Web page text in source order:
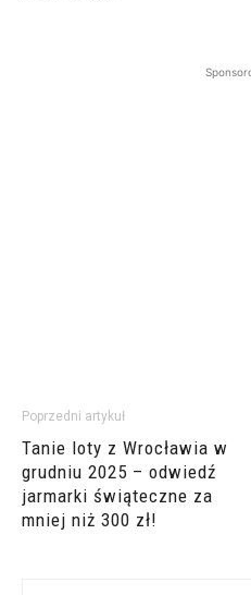
Poprzedni artykuł
Tanie loty z Wrocławia w
grudniu 2025 – odwiedź
jarmarki świąteczne za
mniej niż 300 zł!